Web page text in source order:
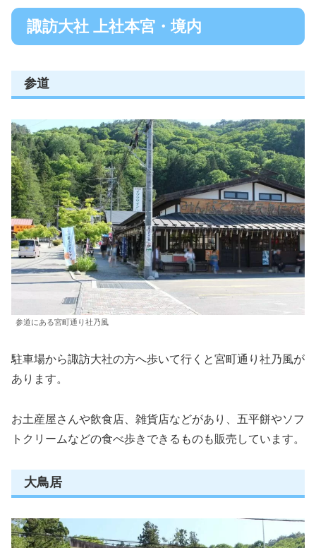
諏訪大社 上社本宮・境内
参道
参道にある宮町通り社乃風
駐車場から諏訪大社の方へ歩いて行くと宮町通り社乃風が
あります。
お土産屋さんや飲食店、雑貨店などがあり、五平餅やソフ
トクリームなどの食べ歩きできるものも販売しています。
大鳥居